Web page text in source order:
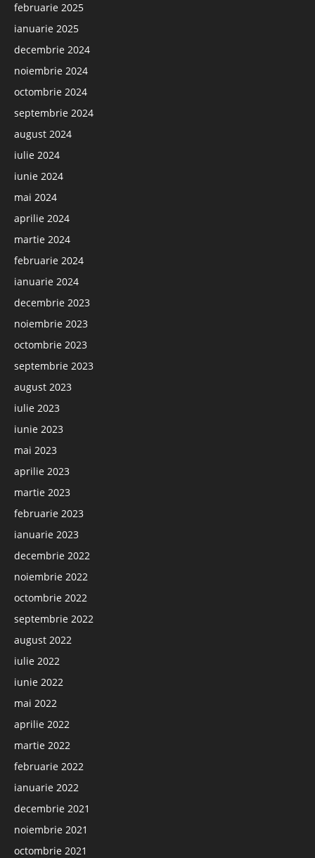
februarie 2025
ianuarie 2025
decembrie 2024
noiembrie 2024
octombrie 2024
septembrie 2024
august 2024
iulie 2024
iunie 2024
mai 2024
aprilie 2024
martie 2024
februarie 2024
ianuarie 2024
decembrie 2023
noiembrie 2023
octombrie 2023
septembrie 2023
august 2023
iulie 2023
iunie 2023
mai 2023
aprilie 2023
martie 2023
februarie 2023
ianuarie 2023
decembrie 2022
noiembrie 2022
octombrie 2022
septembrie 2022
august 2022
iulie 2022
iunie 2022
mai 2022
aprilie 2022
martie 2022
februarie 2022
ianuarie 2022
decembrie 2021
noiembrie 2021
octombrie 2021